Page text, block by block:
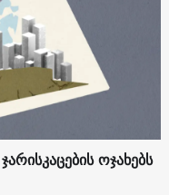
ოჯახებს